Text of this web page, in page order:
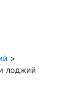
>
лоджий